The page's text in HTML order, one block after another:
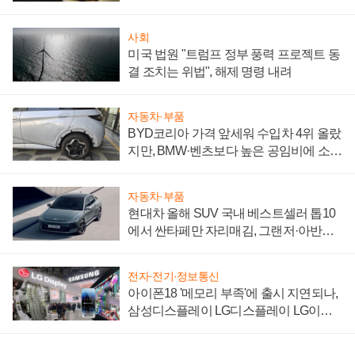
사회
미국 법원 "트럼프 정부 풍력 프로젝트 동
결 조치는 위법", 해제 명령 내려
자동차·부품
BYD코리아 가격 앞세워 수입차 4위 올랐
지만, BMW·벤츠보다 높은 공임비에 소비
자동차·부품
현대차 올해 SUV 국내 베스트셀러 톱10
에서 싼타페만 자리매김, 그랜저·아반떼
전자·전기·정보통신
아이폰18 '메모리 부족'에 출시 지연되나,
삼성디스플레이 LG디스플레이 LG이노